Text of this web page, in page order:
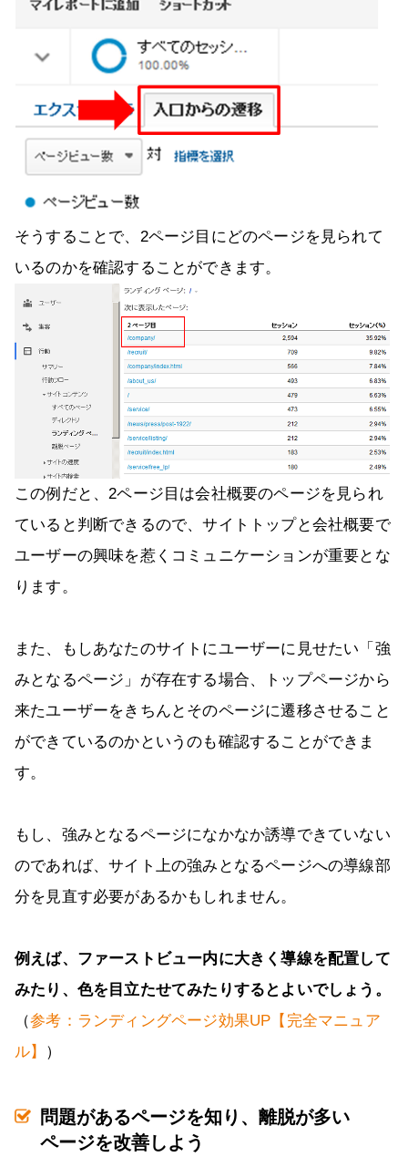
そうすることで、2ページ目にどのページを見られて
いるのかを確認することができます。
この例だと、2ページ目は会社概要のページを見られ
ていると判断できるので、サイトトップと会社概要で
ユーザーの興味を惹くコミュニケーションが重要とな
ります。
また、もしあなたのサイトにユーザーに見せたい「強
みとなるページ」が存在する場合、トップページから
来たユーザーをきちんとそのページに遷移させること
ができているのかというのも確認することができま
す。
もし、強みとなるページになかなか誘導できていない
のであれば、サイト上の強みとなるページへの導線部
分を見直す必要があるかもしれません。
例えば、ファーストビュー内に大きく導線を配置して
みたり、色を目立たせてみたりするとよいでしょう。
（参考：ランディングページ効果UP【完全マニュア
ル】 ）
問題があるページを知り、離脱が多い
ページを改善しよう